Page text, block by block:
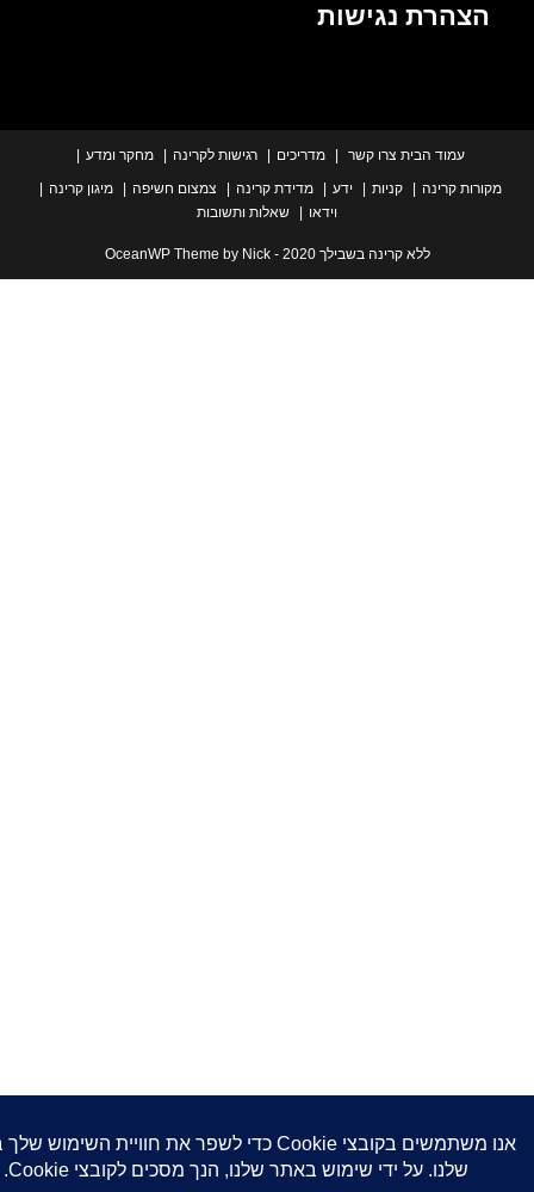
נגישות
עמוד הבית צרו קשר מדריכים רגישות לקרינה
מחקר ומדע
קרינה
קניות ידע מדידת קרינה צמצום חשיפה
מיגון קרינה
שאלות ותשובות
ללא קרינה בשבילך 2020 - OceanWP Theme by Nick